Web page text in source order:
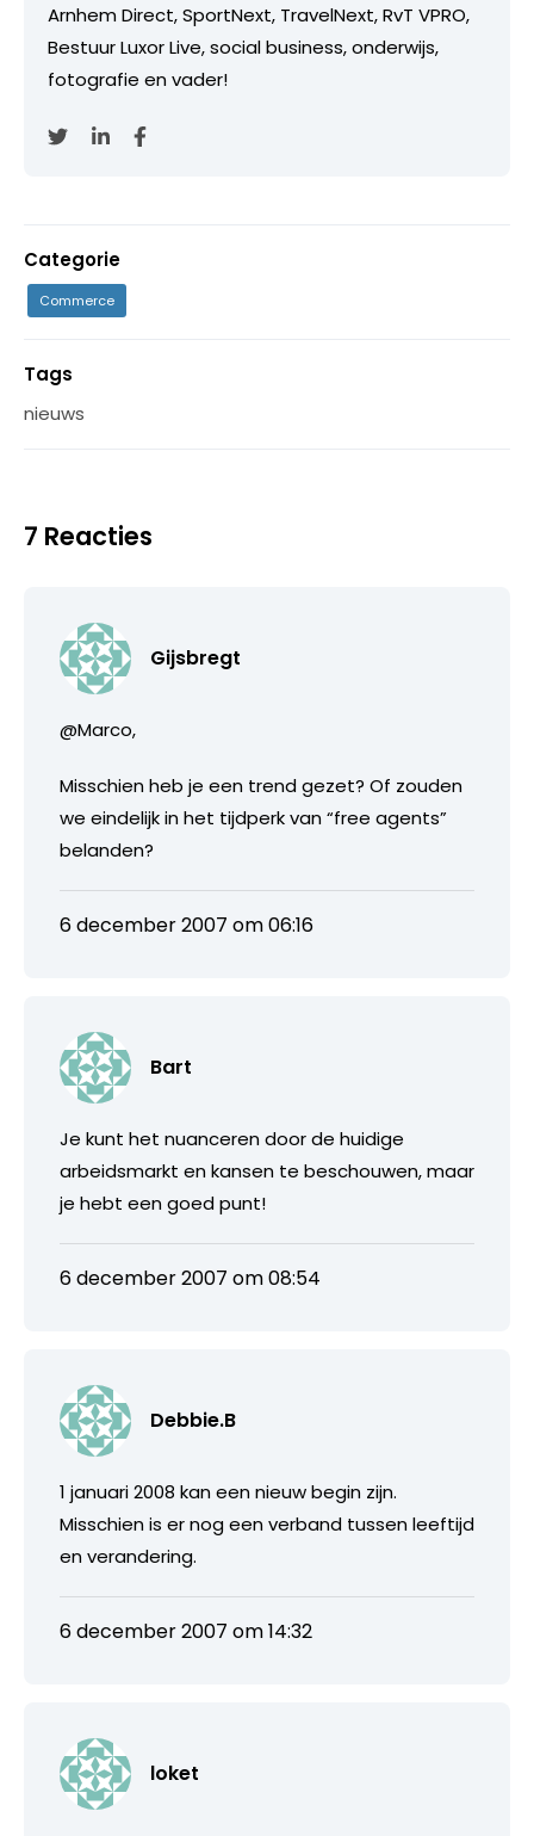
Arnhem Direct, SportNext, TravelNext, RvT VPRO,
Bestuur Luxor Live, social business, onderwijs,
fotografie en vader!
Categorie
Commerce
Tags
nieuws
7 Reacties
Gijsbregt
@Marco,
Misschien heb je een trend gezet? Of zouden
we eindelijk in het tijdperk van “free agents”
belanden?
6 december 2007 om 06:16
Bart
Je kunt het nuanceren door de huidige
arbeidsmarkt en kansen te beschouwen, maar
je hebt een goed punt!
6 december 2007 om 08:54
Debbie.B
1 januari 2008 kan een nieuw begin zijn.
Misschien is er nog een verband tussen leeftijd
en verandering.
6 december 2007 om 14:32
loket